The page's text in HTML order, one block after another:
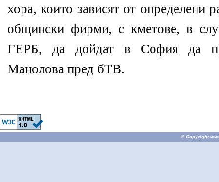
хора, които зависят от определени
общински фирми, с кметове, в
ГЕРБ, да дойдат в София да
Манолова пред бТВ.
© Copyright